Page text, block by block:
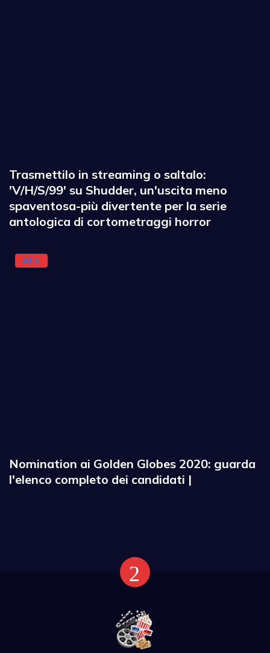
Trasmettilo in streaming o saltalo:
'V/H/S/99' su Shudder, un'uscita meno
spaventosa-più divertente per la serie
antologica di cortometraggi horror
Altro
Nomination ai Golden Globes 2020: guarda
l'elenco completo dei candidati |